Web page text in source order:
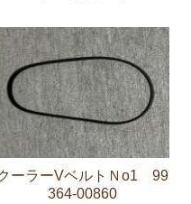
リンダー クラッチレリ
ールキット など）
ペアキット ラックブー
ドエンド など）
ト ベアリング ボールジ
ター ダンパー センダ
ーラーVベルトＮo1 99
364-00860